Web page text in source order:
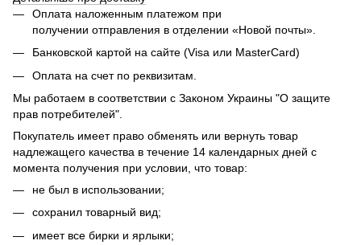
Оплата наложенным платежом при
получении отправления в отделении «Новой почты».
Банковской картой на сайте (Visa или MasterCard)
Оплата на счет по реквизитам.
Мы работаем в соответствии с Законом Украины "О защите
прав потребителей".
Покупатель имеет право обменять или вернуть товар
надлежащего качества в течение 14 календарных дней с
момента получения при условии, что товар:
не был в использовании;
сохранил товарный вид;
имеет все бирки и ярлыки;